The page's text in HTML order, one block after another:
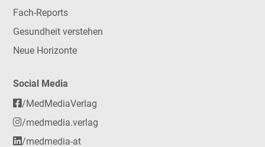
Fach-Reports
Gesundheit verstehen
Neue Horizonte
Social Media
/MedMediaVerlag
/medmedia.verlag
/medmedia-at